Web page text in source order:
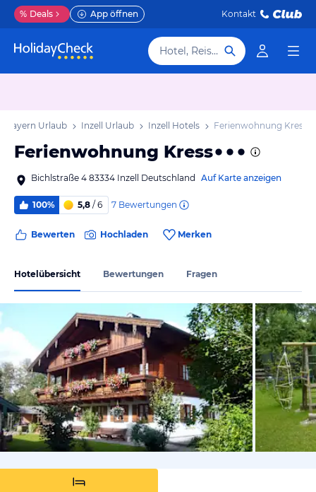
% Deals App öffnen Kontakt
Hotel, Reiseziel
Bayern Urlaub Inzell Urlaub Inzell Hotels Ferienwohnung Kress
Ferienwohnung Kress
Bichlstraße 4 83334 Inzell Deutschland Auf Karte anzeigen
100% 5,8 / 6 7 Bewertungen
Bewerten Hochladen Merken
Hotelübersicht Bewertungen Fragen
von